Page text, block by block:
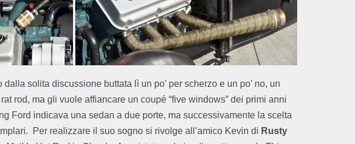
solita discussione buttata lì un po’ per scherzo e un po’ no, un
rod, ma gli vuole affiancare un coupé “five windows” dei primi anni
Ford indicava una sedan a due porte, ma successivamente la scelta
Per realizzare il suo sogno si rivolge all’amico Kevin di Rusty